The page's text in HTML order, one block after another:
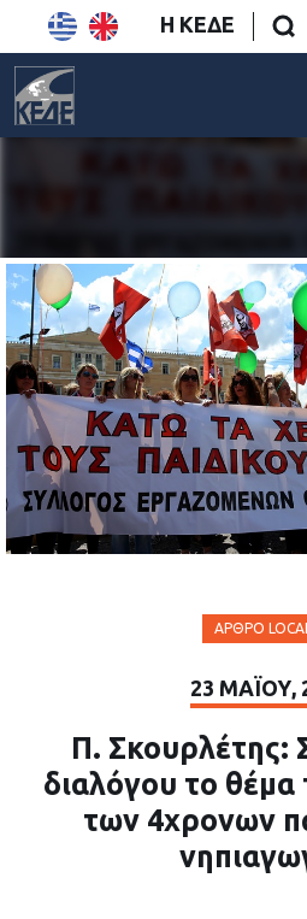
Η ΚΕΔΕ
ΆΡΘΡΟ
23 ΜΑΪ́ΟΥ,
Π. Σκουρλέτης:
διαλόγου το θέμα
των 4χρονων